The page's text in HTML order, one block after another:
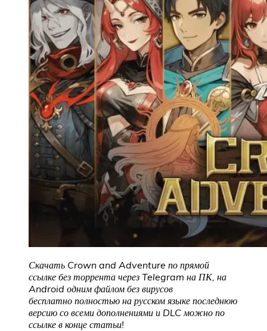
Скачать Crown and Adventure по прямой
ссылке без торрента через Telegram на ПК, на
Android одним файлом без вирусов
бесплатно полностью на русском языке последнюю
версию со всеми дополнениями и DLC можно по
ссылке в конце статьи!